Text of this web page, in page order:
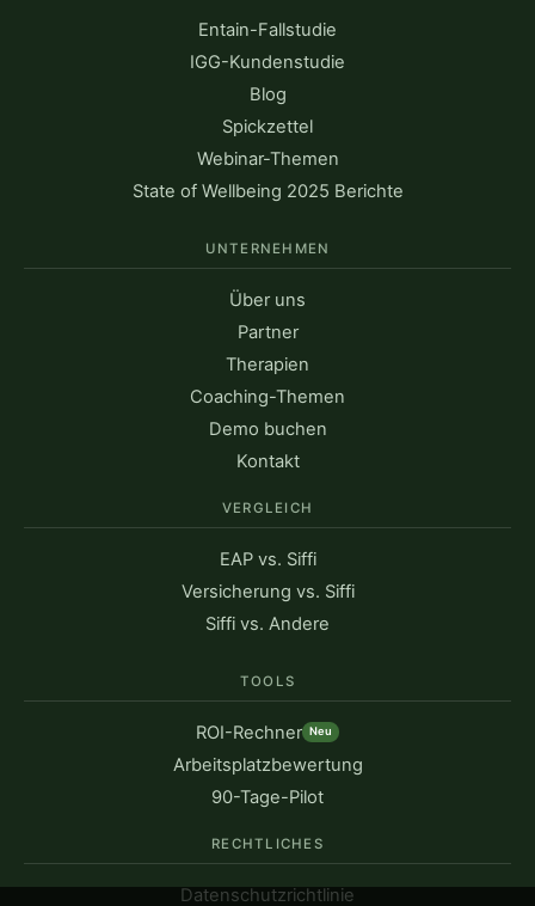
Entain-Fallstudie
IGG-Kundenstudie
Blog
Spickzettel
Webinar-Themen
State of Wellbeing 2025 Berichte
UNTERNEHMEN
Über uns
Partner
Therapien
Coaching-Themen
Demo buchen
Kontakt
VERGLEICH
EAP vs. Siffi
Versicherung vs. Siffi
Siffi vs. Andere
TOOLS
ROI-Rechner Neu
Arbeitsplatzbewertung
90-Tage-Pilot
RECHTLICHES
Datenschutzrichtlinie